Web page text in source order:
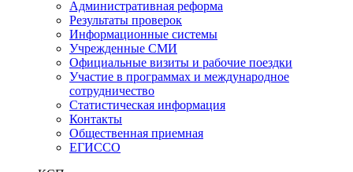
Административная реформа
Результаты проверок
Информационные системы
Учрежденные СМИ
Официальные визиты и рабочие поездки
Участие в программах и международное
сотрудничество
Статистическая информация
Контакты
Общественная приемная
ЕГИССО